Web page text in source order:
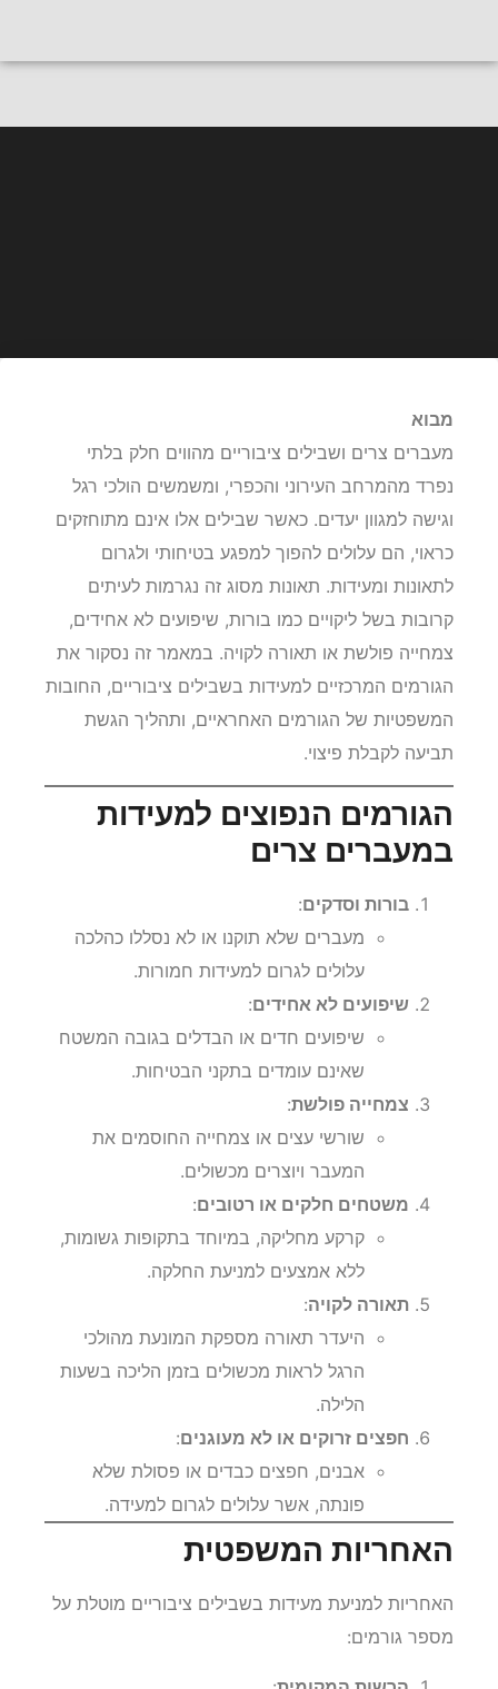
חייגו לייעוץ אישי
שאינם מתוחזקים
מבוא
מעברים צרים ושבילים ציבוריים מהווים חלק בלתי
נפרד מהמרחב העירוני והכפרי, ומשמשים הולכי רגל
וגישה למגוון יעדים. כאשר שבילים אלו אינם מתוחזקים
כראוי, הם עלולים להפוך למפגע בטיחותי ולגרום
לתאונות ומעידות. תאונות מסוג זה נגרמות לעיתים
קרובות בשל ליקויים כמו בורות, שיפועים לא אחידים,
צמחייה פולשת או תאורה לקויה. במאמר זה נסקור את
הגורמים המרכזיים למעידות בשבילים ציבוריים, החובות
המשפטיות של הגורמים האחראיים, ותהליך הגשת
תביעה לקבלת פיצוי.
הגורמים הנפוצים למעידות
במעברים צרים
בורות וסדקים
מעברים שלא תוקנו או לא נסללו כהלכה
עלולים לגרום למעידות חמורות.
שיפועים לא אחידים:
שיפועים חדים או הבדלים בגובה המשטח
שאינם עומדים בתקני הבטיחות.
צמחייה פולשת:
שורשי עצים או צמחייה החוסמים את
המעבר ויוצרים מכשולים.
משטחים חלקים או רטובים:
קרקע מחליקה, במיוחד בתקופות גשומות,
ללא אמצעים למניעת החלקה.
תאורה לקויה:
היעדר תאורה מספקת המונעת מהולכי
הרגל לראות מכשולים בזמן הליכה בשעות
הלילה.
חפצים זרוקים או לא מעוגנים :
אבנים, חפצים כבדים או פסולת שלא
פונתה, אשר עלולים לגרום למעידה.
האחריות המשפטית
האחריות למניעת מעידות בשבילים ציבוריים מוטלת על
מספר גורמים: